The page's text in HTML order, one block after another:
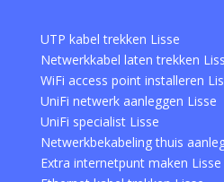
UTP kabel trekken Lisse
Netwerkkabel laten trekken
WiFi access point installeren
UniFi netwerk aanleggen Lisse
UniFi specialist Lisse
Netwerkbekabeling thuis
Extra internetpunt maken Lisse